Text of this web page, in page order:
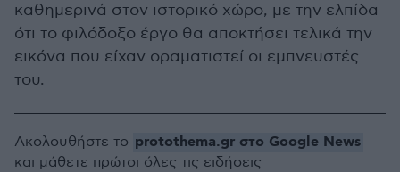
καθημερινά στον ιστορικό χώρο, με την ελπίδα
ότι το φιλόδοξο έργο θα αποκτήσει τελικά την
εικόνα που είχαν οραματιστεί οι εμπνευστές
του.
Ακολουθήστε το protothema.gr στο Google News
και μάθετε πρώτοι όλες τις ειδήσεις